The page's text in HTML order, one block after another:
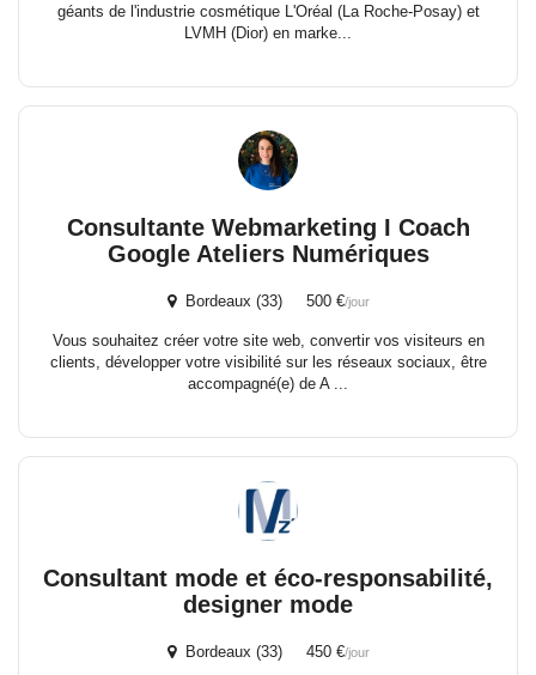
géants de l'industrie cosmétique L'Oréal (La Roche-Posay) et
LVMH (Dior) en marke...
Consultante Webmarketing I Coach
Google Ateliers Numériques
Bordeaux (33) 500 €/jour
Vous souhaitez créer votre site web, convertir vos visiteurs en
clients, développer votre visibilité sur les réseaux sociaux, être
accompagné(e) de A ...
Consultant mode et éco-responsabilité,
designer mode
Bordeaux (33) 450 €/jour